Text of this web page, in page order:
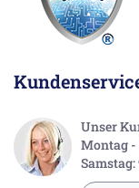
Unser
Montag -
Samstag: